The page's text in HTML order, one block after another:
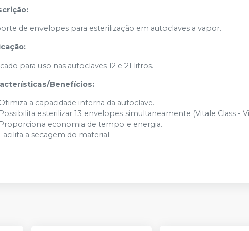
de envelopes para esterilização em autoclaves a vapor.
para uso nas autoclaves 12 e 21 litros.
Benefícios:
a capacidade interna da autoclave.
Possibilita esterilizar 13 envelopes simultaneamente (Vitale Class -
Proporciona economia de tempo e energia.
Facilita a secagem do material.